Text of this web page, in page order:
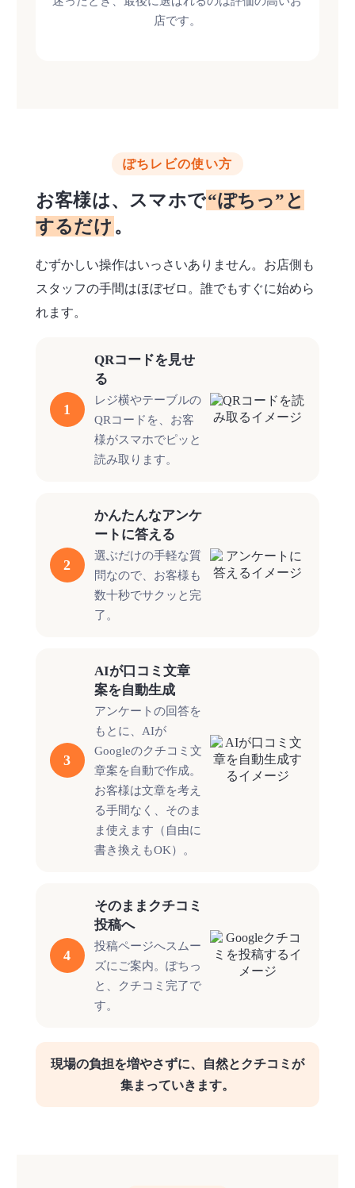
店です。
ぽちレビの使い方
お客様は、スマホで“ぽちっ”と
するだけ 。
むずかしい操作はいっさいありません。お店側も
スタッフの手間はほぼゼロ。誰でもすぐに始めら
れます。
1
QRコードを見せ
る
レジ横やテーブルの
QRコードを、お客
様がスマホでピッと
読み取ります。
2
かんたんなアンケ
ートに答える
選ぶだけの手軽な質
問なので、お客様も
数十秒でサクッと完
了。
3
AIが口コミ文章
案を自動生成
アンケートの回答を
もとに、AIが
Googleのクチコミ文
章案を自動で作成。
お客様は文章を考え
る手間なく、そのま
ま使えます（自由に
書き換えもOK）。
4
そのままクチコミ
投稿へ
投稿ページへスムー
ズにご案内。ぽちっ
と、クチコミ完了で
す。
現場の負担を増やさずに、自然とクチコミが
集まっていきます。